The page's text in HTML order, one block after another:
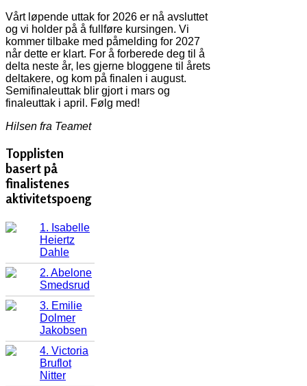
Vårt løpende uttak for 2026 er nå avsluttet
og vi holder på å fullføre kursingen. Vi
kommer tilbake med påmelding for 2027
når dette er klart. For å forberede deg til å
delta neste år, les gjerne bloggene til årets
deltakere, og kom på finalen i august.
Semifinaleuttak blir gjort i mars og
finaleuttak i april. Følg med!
Hilsen fra Teamet
Topplisten
basert på
finalistenes
aktivitetspoeng
1. Isabelle
Heiertz
Dahle
2. Abelone
Smedsrud
3. Emilie
Dolmer
Jakobsen
4. Victoria
Bruflot
Nitter